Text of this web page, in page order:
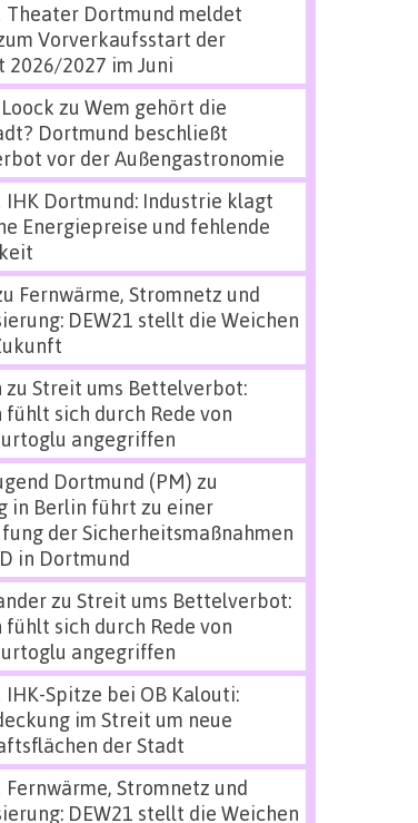
Theater Dortmund meldet
Vorverkaufsstart der
2026/2027 im Juni
zu Wem gehört die
Dortmund beschließt
vor der Außengastronomie
IHK Dortmund: Industrie klagt
Energiepreise und fehlende
Fernwärme, Stromnetz und
DEW21 stellt die Weichen
zu Streit ums Bettelverbot:
fühlt sich durch Rede von
angegriffen
Dortmund (PM) zu
in Berlin führt zu einer
der Sicherheitsmaßnahmen
in Dortmund
zu Streit ums Bettelverbot:
fühlt sich durch Rede von
angegriffen
IHK-Spitze bei OB Kalouti:
im Streit um neue
der Stadt
Fernwärme, Stromnetz und
DEW21 stellt die Weichen